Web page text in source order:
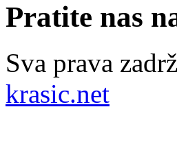
Pratite nas
Sva prava
krasic.net